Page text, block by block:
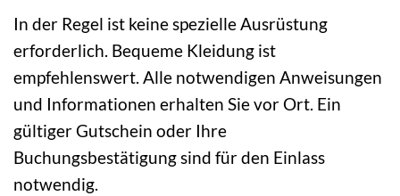
In der Regel ist keine spezielle Ausrüstung
erforderlich. Bequeme Kleidung ist
empfehlenswert. Alle notwendigen Anweisungen
und Informationen erhalten Sie vor Ort. Ein
gültiger Gutschein oder Ihre
Buchungsbestätigung sind für den Einlass
notwendig.